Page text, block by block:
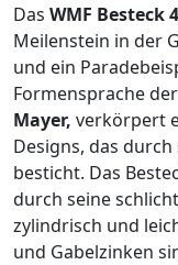
Das WMF Besteck
Meilenstein in der
und ein
Formensprache
Mayer, verkörpert
Designs, das
besticht. Das
durch seine
zylindrisch und
und Gabelzinken